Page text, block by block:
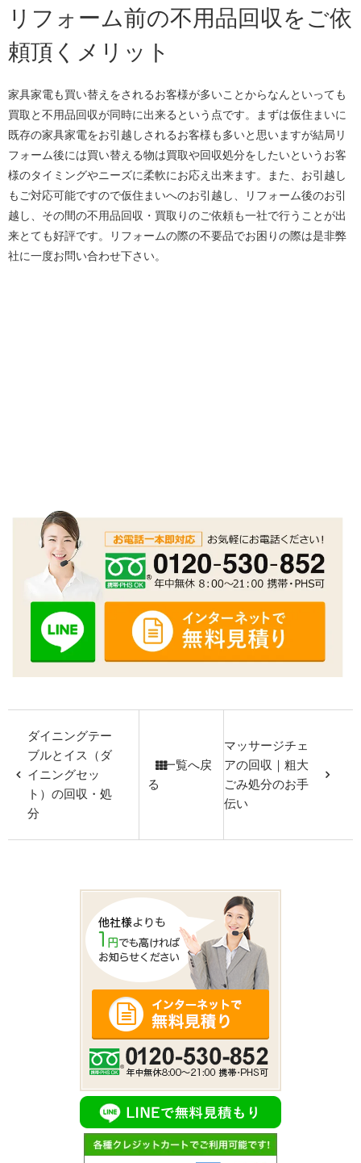
リフォーム前の不用品回収をご依
頼頂くメリット
家具家電も買い替えをされるお客様が多いことからなんといっても
買取と不用品回収が同時に出来るという点です。まずは仮住まいに
既存の家具家電をお引越しされるお客様も多いと思いますが結局リ
フォーム後には買い替える物は買取や回収処分をしたいというお客
様のタイミングやニーズに柔軟にお応え出来ます。また、お引越し
もご対応可能ですので仮住まいへのお引越し、リフォーム後のお引
越し、その間の不用品回収・買取りのご依頼も一社で行うことが出
来とても好評です。リフォームの際の不要品でお困りの際は是非弊
社に一度お問い合わせ下さい。
ダイニングテー
ブルとイス（ダ
イニングセッ
ト）の回収・処
分
一覧へ戻
る
マッサージチェ
アの回収｜粗大
ごみ処分のお手
伝い